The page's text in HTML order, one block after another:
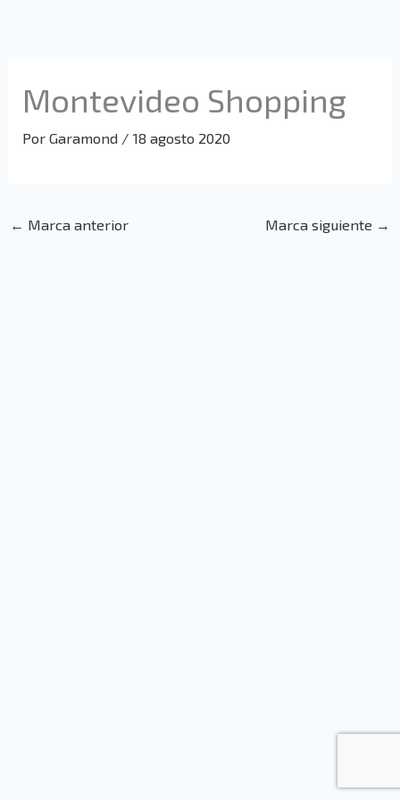
Montevideo Shopping
PorGaramond /18 agosto 2020
← Marca anterior Marca siguiente →